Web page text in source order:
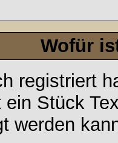
Wofür
registriert
Stück
werden